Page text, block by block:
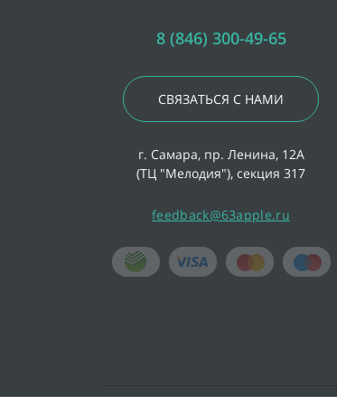
8 (846) 300-49-65
СВЯЗАТЬСЯ С НАМИ
г. Самара, пр. Ленина, 12А
(ТЦ "Мелодия"), секция 317
feedback@63apple.ru